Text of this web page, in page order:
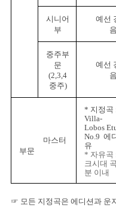
시니어
부
예선
음
중주부
문
(2,3,4
중주)
예선
음
마스터
부문
* 지정곡
Villa-
Lobos
No.9 에
유
* 자유곡
크시대
분 이내
☞ 모든 지정곡은 에디션과 운